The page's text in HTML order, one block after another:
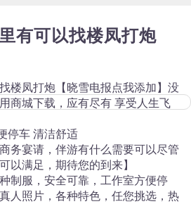
有可以找楼凤打炮
楼凤打炮 【晓雪电报点我添加】 没
商城下载，应有尽有 享受人生飞
停车 清洁舒适
务宴请，伴游有什么需要可以尽管
以满足，期待您的到来】
制服，安全可靠，工作室方便停
人照片，各种特色，任您挑选，热